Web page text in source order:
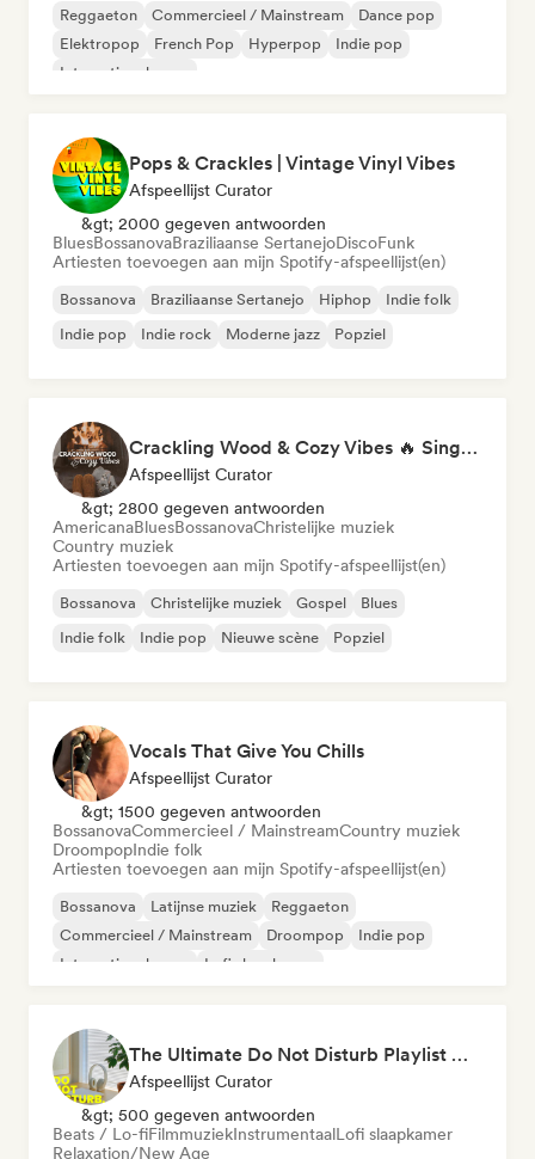
Reggaeton Commercieel / Mainstream
Dance pop
Elektropop
French Pop Hyperpop
Indie pop
Internationale pop
Pops & Crackles | Vintage Vinyl Vibes
Afspeellijst Curator
&gt; 2000 gegeven antwoorden
BluesBossanovaBraziliaanse SertanejoDiscoFunk
Artiesten toevoegen aan mijn Spotify-afspeellijst(en)
Bossanova Braziliaanse Sertanejo Hiphop
Indie folk
Indie pop
Indie rock Moderne jazz Popziel
Crackling Wood & Cozy Vibes 🔥 Singer-Songwriter, Dream Pop & Bedroom Pop
Afspeellijst Curator
&gt; 2800 gegeven antwoorden
AmericanaBluesBossanovaChristelijke muziek
Country muziek
Artiesten toevoegen aan mijn Spotify-afspeellijst(en)
Bossanova Christelijke muziek Gospel
Blues
Indie folk
Indie pop Nieuwe scène Popziel
Vocals That Give You Chills
Afspeellijst Curator
&gt; 1500 gegeven antwoorden
BossanovaCommercieel / MainstreamCountry muziek
DroompopIndie folk
Artiesten toevoegen aan mijn Spotify-afspeellijst(en)
Bossanova Latijnse muziek
Reggaeton
Commercieel / Mainstream
Droompop
Indie pop
Internationale pop
Lofi slaapkamer
The Ultimate Do Not Disturb Playlist 🔕 Neo-Classical & Ambient Piano
Afspeellijst Curator
&gt; 500 gegeven antwoorden
Beats / Lo-fiFilmmuziekInstrumentaalLofi slaapkamer
Relaxation/New Age